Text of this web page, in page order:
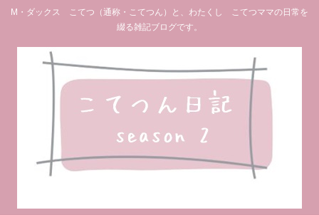
M・ダックス こてつ（通称・こてつん）と、わたくし こてつママの日常を
綴る雑記ブログです。